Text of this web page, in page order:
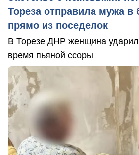
Тореза отправила мужа в
прямо из поседелок
В Торезе ДНР женщина
время пьяной ссоры